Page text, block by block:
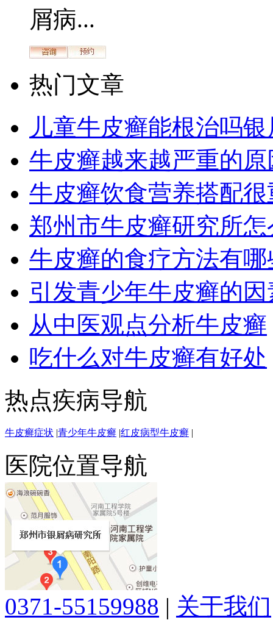
屑病...
热门文章
儿童牛皮癣能根治吗
牛皮癣越来越严重的
牛皮癣饮食营养搭配很
郑州市牛皮癣研究所怎
牛皮癣的食疗方法有哪
引发青少年牛皮癣的
从中医观点分析牛皮癣
吃什么对牛皮癣有好处
热点疾病导航
牛皮癣症状 |青少年牛皮癣 |红皮病型牛皮癣 |
医院位置导航
0371-55159988 | 关于我们